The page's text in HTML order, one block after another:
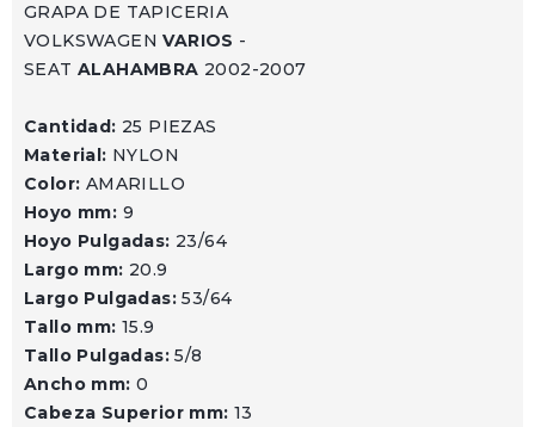
GRAPA DE TAPICERIA
VOLKSWAGEN VARIOS -
SEAT ALAHAMBRA 2002-2007
Cantidad: 25 PIEZAS
Material: NYLON
Color: AMARILLO
Hoyo mm: 9
Hoyo Pulgadas: 23/64
Largo mm: 20.9
Largo Pulgadas:53/64
Tallo mm: 15.9
Tallo Pulgadas:5/8
Ancho mm: 0
Cabeza Superior mm: 13